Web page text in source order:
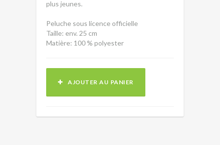
plus jeunes.
Peluche sous licence officielle
Taille: env. 25 cm
Matière: 100 % polyester
AJOUTER AU PANIER